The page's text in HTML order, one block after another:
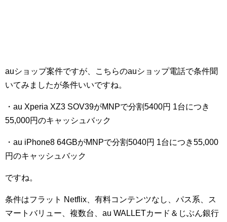
auショップ案件ですが、こちらのauショップ電話で条件聞
いてみましたが条件いいですね。
・au Xperia XZ3 SOV39がMNPで分割5400円 1台につき
55,000円のキャッシュバック
・au iPhone8 64GBがMNPで分割5040円 1台につき55,000
円のキャッシュバック
ですね。
条件はフラット Netflix、有料コンテンツなし、パス系、ス
マートバリュー、複数台、au WALLETカード＆じぶん銀行